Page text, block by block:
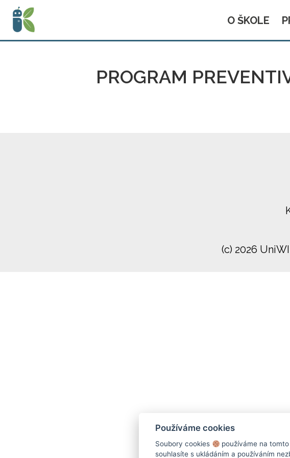
O ŠKOLE
PROGRAM
(c) 2026
Používáme cookies
Soubory cookies
používáme na
souhlasíte s ukládáním a používáním